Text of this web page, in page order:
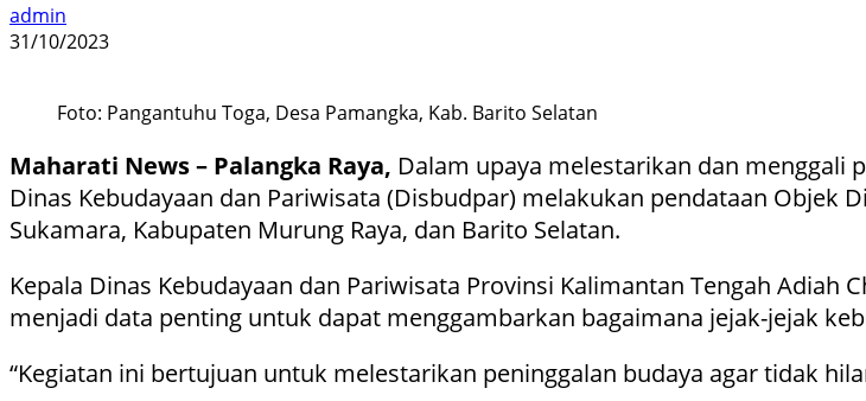
admin
31/10/2023
Foto: Pangantuhu Toga, Desa Pamangka, Kab. Barito Selatan
Maharati News – Palangka Raya, Dalam upaya melestarikan dan menggali
Dinas Kebudayaan dan Pariwisata (Disbudpar) melakukan pendataan Objek
Sukamara, Kabupaten Murung Raya, dan Barito Selatan.
Kepala Dinas Kebudayaan dan Pariwisata Provinsi Kalimantan Tengah Adiah
menjadi data penting untuk dapat menggambarkan bagaimana jejak-jejak
“Kegiatan ini bertujuan untuk melestarikan peninggalan budaya agar tidak